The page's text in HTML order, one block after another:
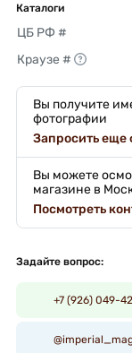
Каталоги
ЦБ РФ #
Краузе #
Вы получите
фотографии
Запросить еще
Вы можете
магазине в
Посмотреть
Задайте вопрос:
+7 (926) 049-